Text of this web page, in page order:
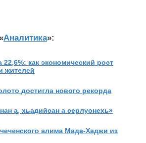
Аналитика»:
как экономический рост
жителей
достигла нового рекорда
а, хьадийсан а серлуонехь»
алима Мада-Хаджи из